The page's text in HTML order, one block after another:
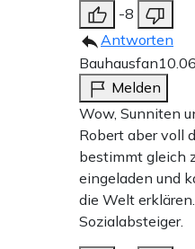
-8
Antworten
Bauhausfan
Melden
Wow, Sunniten
Robert aber voll
bestimmt gleich
eingeladen und
die Welt
Sozialabsteiger.